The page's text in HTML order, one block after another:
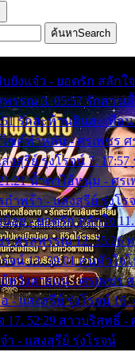
ค้นหาSearch
บยังแจ๋ว - ยอดรัก สลักใ
รรณ 3. 05:57 รักสาวเ
รักสะท้านดินสะเทือ
ไซค์ทำหล่น - ศรเพชร
งสุรีย์ รุ่งโรจน์ 7. 17:57
น้ำตาไอ้หนุ่ม - ศร
กำพร้า - แสงสุรีย์ รุ่งโร
น้อย - ยอดรัก สลักใจ
ร ศรสุพรรณ 12. 35:26
จน์ 13. 39:01 คนหัวใจ
อ้หวังตายแน่ - ศรเพชร
- แสงสุรีย์ รุ่งโรจน์ 16.
17. 52:29 สาวบริสุทธิ์
า - แสงสุรีย์ รุ่งโรจน์